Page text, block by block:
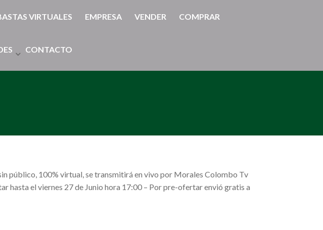
VIRTUALES EMPRESA VENDER COMPRAR
CONTACTO
público, 100% virtual, se transmitirá en vivo por Morales Colombo Tv
el viernes 27 de Junio hora 17:00 – Por pre-ofertar envió gratis a